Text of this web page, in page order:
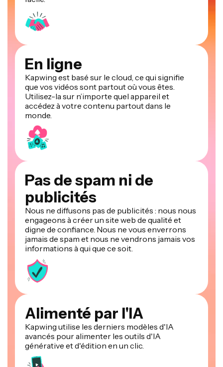
En ligne
Kapwing est basé sur le cloud, ce qui signifie
que vos vidéos sont partout où vous êtes.
Utilisez-la sur n’importe quel appareil et
accédez à votre contenu partout dans le
monde.
Pas de spam ni de
publicités
Nous ne diffusons pas de publicités : nous nous
engageons à créer un site web de qualité et
digne de confiance. Nous ne vous enverrons
jamais de spam et nous ne vendrons jamais vos
informations à qui que ce soit.
Alimenté par l'IA
Kapwing utilise les derniers modèles d'IA
avancés pour alimenter les outils d'IA
générative et d'édition en un clic.